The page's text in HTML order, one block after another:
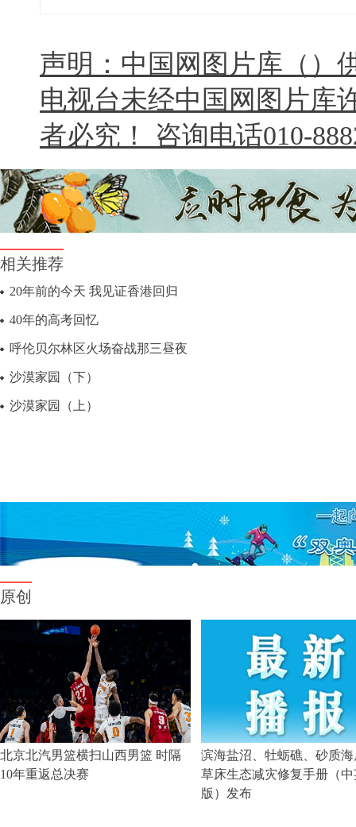
声明：中国网图片库（）
电视台未经中国网图片库
者必究！ 咨询电话010-
相关推荐
20年前的今天 我见证香港回归
40年的高考回忆
呼伦贝尔林区火场奋战那三昼夜
沙漠家园（下）
沙漠家园（上）